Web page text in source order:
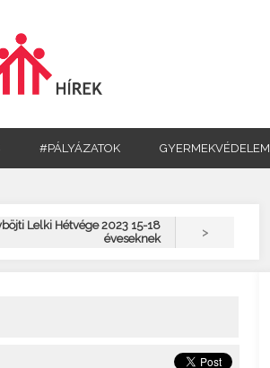
#PÁLYÁZATOK GYERMEKVÉDELEM
Lelki Hétvége 2023 15-18
éveseknek
>